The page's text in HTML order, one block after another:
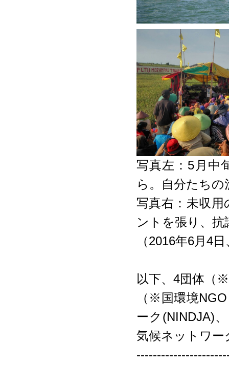
写真左：5月中
ら。自分たち
写真右：未収
ントを張り、
（2016年6月4
以下、4団体（
（※国環境
ーク(NINDJA)
気候ネットワー